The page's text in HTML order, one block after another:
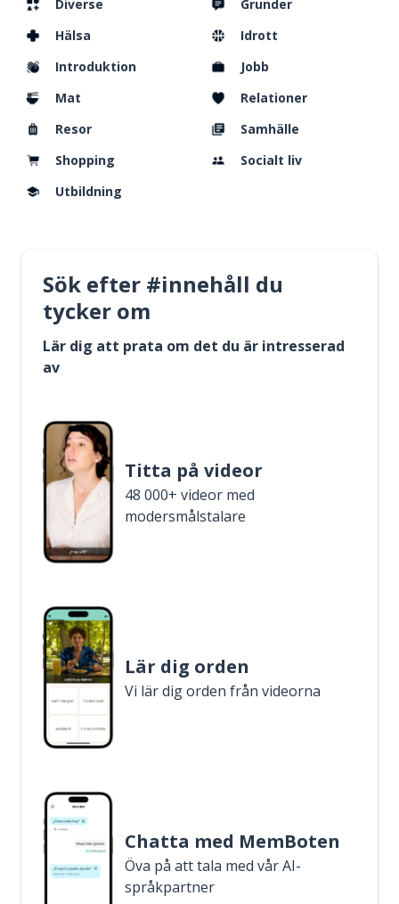
Diverse
Grunder
Hälsa
Idrott
Introduktion
Jobb
Mat
Relationer
Resor
Samhälle
Shopping
Socialt liv
Utbildning
Sök efter #innehåll du
tycker om
Lär dig att prata om det du är intresserad
av
Titta på videor
48 000+ videor med
modersmålstalare
Lär dig orden
Vi lär dig orden från videorna
Chatta med MemBoten
Öva på att tala med vår AI-
språkpartner